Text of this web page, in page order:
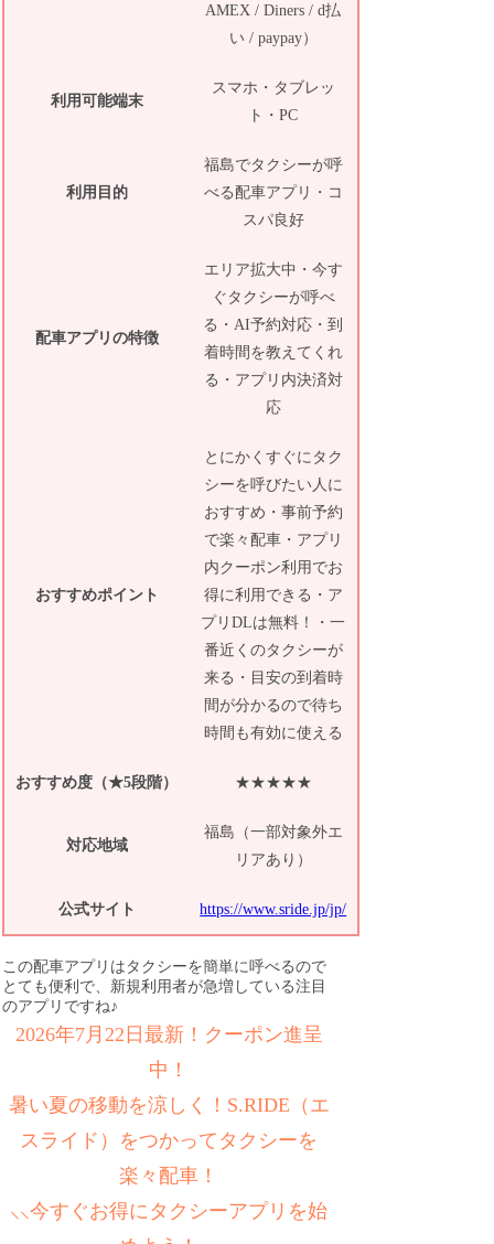
AMEX / Diners / d払
い / paypay）
利用可能端末
スマホ・タブレッ
ト・PC
利用目的
福島でタクシーが呼
べる配車アプリ・コ
スパ良好
配車アプリの特徴
エリア拡大中・今す
ぐタクシーが呼べ
る・AI予約対応・到
着時間を教えてくれ
る・アプリ内決済対
応
おすすめポイント
とにかくすぐにタク
シーを呼びたい人に
おすすめ・事前予約
で楽々配車・アプリ
内クーポン利用でお
得に利用できる・ア
プリDLは無料！・一
番近くのタクシーが
来る・目安の到着時
間が分かるので待ち
時間も有効に使える
おすすめ度（★5段階） ★★★★★
対応地域
福島（一部対象外エ
リアあり）
公式サイト https://www.sride.jp/jp/
この配車アプリはタクシーを簡単に呼べるので
とても便利で、新規利用者が急増している注目
のアプリですね♪
2026年7月22日最新！クーポン進呈
中！
暑い夏の移動を涼しく！S.RIDE（エ
スライド）をつかってタクシーを
楽々配車！
⸜⸜今すぐお得にタクシーアプリを始